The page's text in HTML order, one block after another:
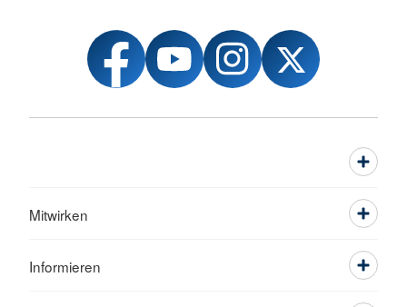
Mitwirken
Informieren